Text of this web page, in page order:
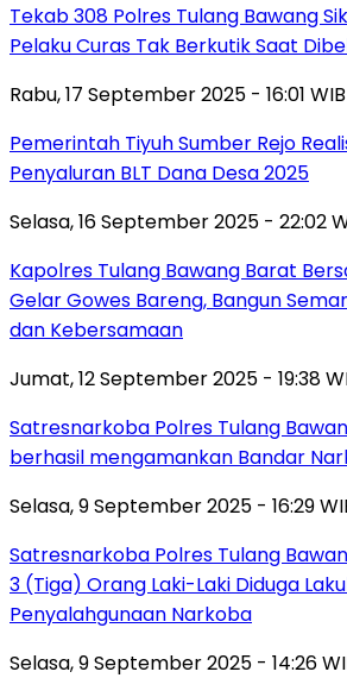
Tekab 308 Polres Tulang Bawang
Pelaku Curas Tak Berkutik Saat
Rabu, 17 September 2025 - 16:01 WIB
Pemerintah Tiyuh Sumber Rejo
Penyaluran BLT Dana Desa 2025
Selasa, 16 September 2025 - 22:02
Kapolres Tulang Bawang Barat
Gelar Gowes Bareng, Bangun
dan Kebersamaan
Jumat, 12 September 2025 - 19:38
Satresnarkoba Polres Tulang
berhasil mengamankan Bandar
Selasa, 9 September 2025 - 16:29
Satresnarkoba Polres Tulang
3 (Tiga) Orang Laki-Laki Diduga
Penyalahgunaan Narkoba
Selasa, 9 September 2025 - 14:26